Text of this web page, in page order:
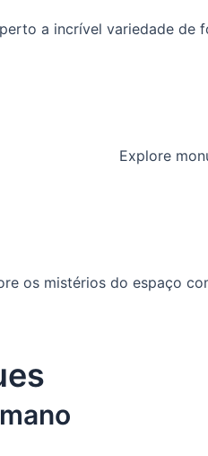
a incrível variedade de
Explore
os mistérios do espaço